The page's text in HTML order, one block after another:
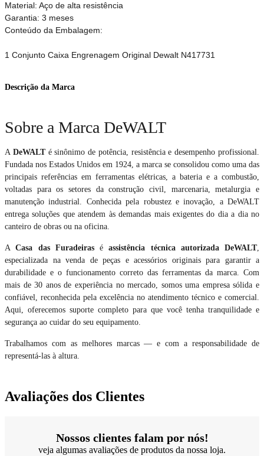
Material: Aço de alta resistência
Garantia: 3 meses
Conteúdo da Embalagem:
1 Conjunto Caixa Engrenagem Original Dewalt N417731
Descrição da Marca
Sobre a Marca DeWALT
A DeWALTé sinônimo de potência, resistência e desempenho profissional.
Fundada nos Estados Unidos em 1924, a marca se consolidou como uma das
principais referências em ferramentas elétricas, a bateria e a combustão,
voltadas para os setores da construção civil, marcenaria, metalurgia e
manutenção industrial. Conhecida pela robustez e inovação, a DeWALT
entrega soluções que atendem às demandas mais exigentes do dia a dia no
canteiro de obras ou na oficina.
ACasa das Furadeiraséassistência técnica autorizada DeWALT,
especializada na venda de peças e acessórios originais para garantir a
durabilidade e o funcionamento correto das ferramentas da marca. Com
mais de 30 anos de experiência no mercado, somos uma empresa sólida e
confiável, reconhecida pela excelência no atendimento técnico e comercial.
Aqui, oferecemos suporte completo para que você tenha tranquilidade e
segurança ao cuidar do seu equipamento.
Trabalhamos com as melhores marcas — e com a responsabilidade de
representá-las à altura.
Avaliações dos Clientes
Nossos clientes falam por nós!
veja algumas avaliações de produtos da nossa loja.